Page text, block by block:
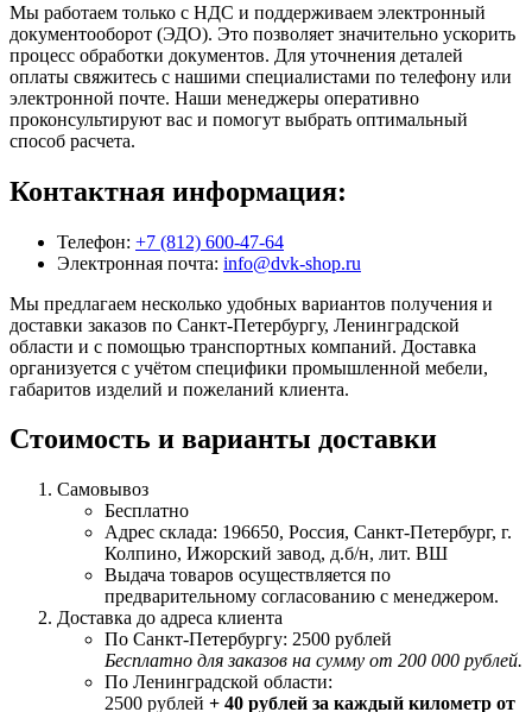
Мы работаем только с НДС и поддерживаем электронный
документооборот (ЭДО). Это позволяет значительно ускорить
процесс обработки документов. Для уточнения деталей
оплаты свяжитесь с нашими специалистами по телефону или
электронной почте. Наши менеджеры оперативно
проконсультируют вас и помогут выбрать оптимальный
способ расчета.
Контактная информация:
Телефон: +7 (812) 600-47-64
Электронная почта: info@dvk-shop.ru
Мы предлагаем несколько удобных вариантов получения и
доставки заказов по Санкт-Петербургу, Ленинградской
области и с помощью транспортных компаний. Доставка
организуется с учётом специфики промышленной мебели,
габаритов изделий и пожеланий клиента.
Стоимость и варианты доставки
Самовывоз
Бесплатно
Адрес склада: 196650, Россия, Санкт-Петербург, г.
Колпино, Ижорский завод, д.б/н, лит. ВШ
Выдача товаров осуществляется по
предварительному согласованию с менеджером.
Доставка до адреса клиента
По Санкт-Петербургу: 2500 рублей
Бесплатно для заказов на сумму от 200 000 рублей.
По Ленинградской области:
2500 рублей + 40 рублей за каждый километр от